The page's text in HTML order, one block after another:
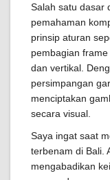
Salah satu dasar
pemahaman
prinsip aturan
pembagian
dan vertikal.
persimpangan
menciptakan
secara visual.
Saya ingat saat
terbenam di Bali.
mengabadikan